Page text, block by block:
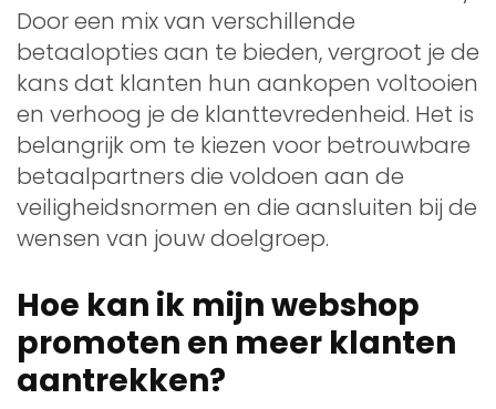
Door een mix van verschillende
betaalopties aan te bieden, vergroot je de
kans dat klanten hun aankopen voltooien
en verhoog je de klanttevredenheid. Het is
belangrijk om te kiezen voor betrouwbare
betaalpartners die voldoen aan de
veiligheidsnormen en die aansluiten bij de
wensen van jouw doelgroep.
Hoe kan ik mijn webshop
promoten en meer klanten
aantrekken?